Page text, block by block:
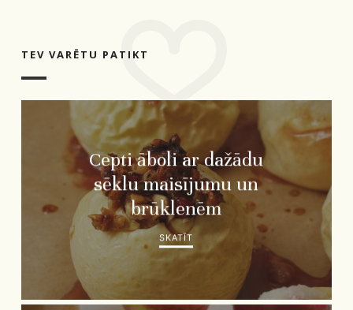
TEV VARĒTU PATIKT
Cepti āboli ar dažādu
sēklu maisījumu un
brūklenēm
SKATĪT